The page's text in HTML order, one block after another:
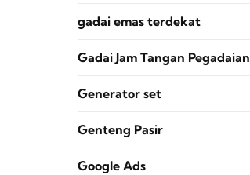
gadai emas terdekat
Gadai Jam Tangan Pegadaian
Generator set
Genteng Pasir
Google Ads